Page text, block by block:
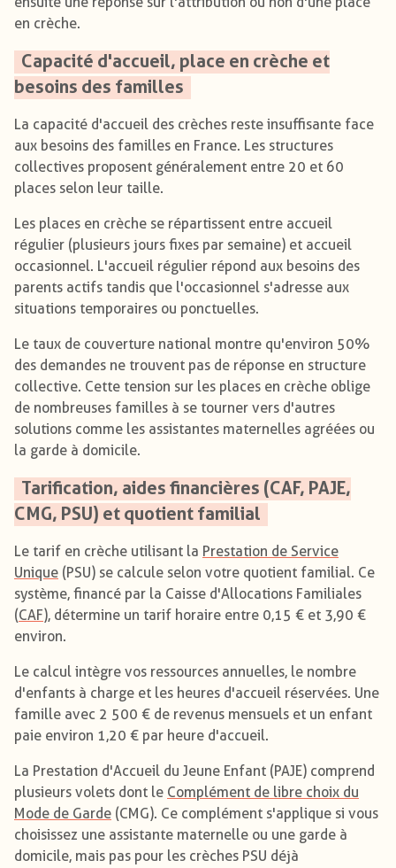
en crèche.
Capacité d'accueil, place en crèche et
besoins des familles
La capacité d'accueil des crèches reste insuffisante face
aux besoins des familles en France. Les structures
collectives proposent généralement entre 20 et 60
places selon leur taille.
Les places en crèche se répartissent entre accueil
régulier (plusieurs jours fixes par semaine) et accueil
occasionnel. L'accueil régulier répond aux besoins des
parents actifs tandis que l'occasionnel s'adresse aux
situations temporaires ou ponctuelles.
Le taux de couverture national montre qu'environ 50%
des demandes ne trouvent pas de réponse en structure
collective. Cette tension sur les places en crèche oblige
de nombreuses familles à se tourner vers d'autres
solutions comme les assistantes maternelles agréées ou
la garde à domicile.
Tarification, aides financières (CAF, PAJE,
CMG, PSU) et quotient familial
Le tarif en crèche utilisant la Prestation de Service
Unique (PSU) se calcule selon votre quotient familial. Ce
système, financé par la Caisse d'Allocations Familiales
(CAF), détermine un tarif horaire entre 0,15 € et 3,90 €
environ.
Le calcul intègre vos ressources annuelles, le nombre
d'enfants à charge et les heures d'accueil réservées. Une
famille avec 2 500 € de revenus mensuels et un enfant
paie environ 1,20 € par heure d'accueil.
La Prestation d'Accueil du Jeune Enfant (PAJE) comprend
plusieurs volets dont le Complément de libre choix du
Mode de Garde (CMG). Ce complément s'applique si vous
choisissez une assistante maternelle ou une garde à
domicile, mais pas pour les crèches PSU déjà